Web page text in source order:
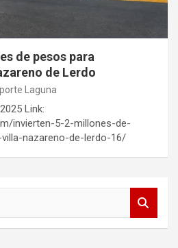
de pesos para
de Lerdo
Laguna
Link:
invierten-5-2-millones-de-
nazareno-de-lerdo-16/